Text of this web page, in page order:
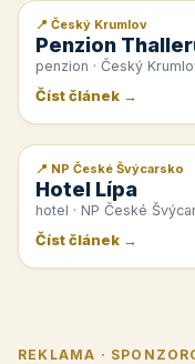
📰 PR článek
📍 Český Krumlov
Penzion
penzion · Český
Číst článek →
📰 PR článek
📍 NP České Švýcarsko
Hotel Lípa
hotel · NP České
Číst článek →
REKLAMA ·